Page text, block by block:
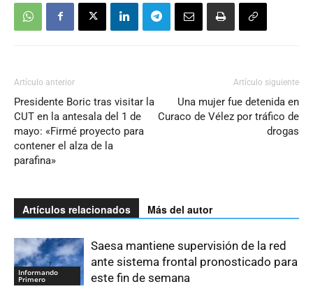
Artículo anterior
Presidente Boric tras visitar la
CUT en la antesala del 1 de
mayo: «Firmé proyecto para
contener el alza de la
parafina»
Artículo siguiente
Una mujer fue detenida en
Curaco de Vélez por tráfico de
drogas
Artículos relacionados Más del autor
Informando
Primero
Saesa mantiene supervisión de la red
ante sistema frontal pronosticado para
este fin de semana